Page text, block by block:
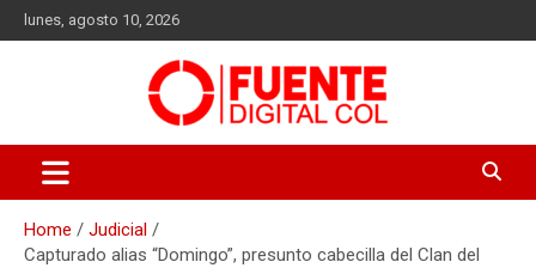
Skip
to
lunes, agosto 10, 2026
Fuente Digital Col
Home
Judicial
Capturado alias “Domingo”, presunto cabecilla del Clan del